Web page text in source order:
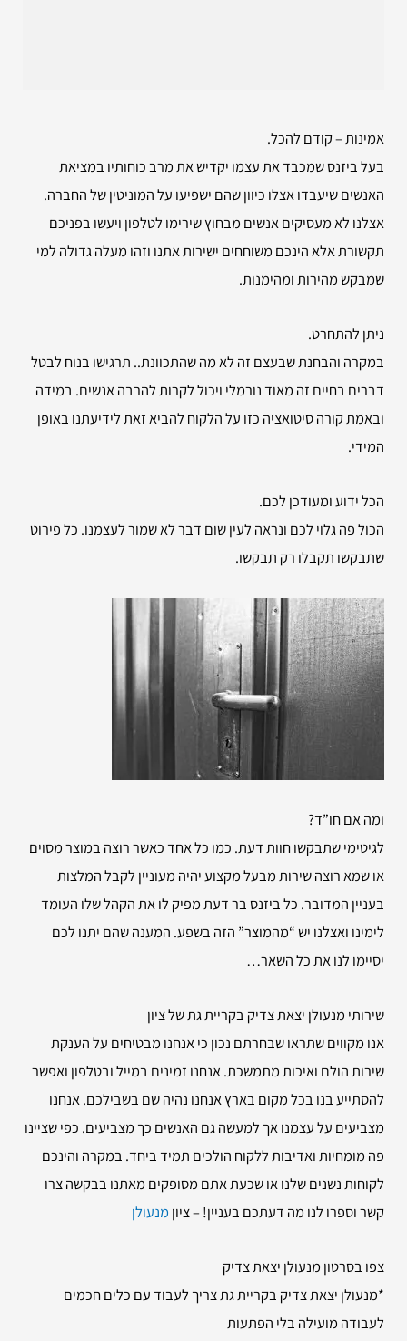
אמינות – קודם להכל.
בעל ביזנס שמכבד את עצמו יקדיש את מרב כוחותיו במציאת
האנשים שיעבדו אצלו כיוון שהם ישפיעו על המוניטין של החברה.
אצלנו לא מעסיקים אנשים מבחוץ שירימו לטלפון ויעשו בפניכם
תקשורת אלא הינכם משוחחים ישירות אתנו וזהו מעלה גדולה למי
שמבקש מהירות ומהימנות.
ניתן להתחרט.
במקרה והבחנת שבעצם זה לא מה שהתכוונת.. תרגישו בנוח לבטל
דברים בחיים זה מאוד נורמלי ויכול לקרות להרבה אנשים. במידה
ובאמת קורה סיטואציה כזו על הלקוח להביא זאת לידיעתנו באופן
המידי.
הכל ידוע ומעודכן לכם.
הכול פה גלוי לכם ונראה לעין שום דבר לא שמור לעצמנו. כל פירוט
שתבקשו תקבלו רק תבקשו.
ומה אם חו”ד?
לגיטימי שתבקשו חוות דעת. כמו כל אחד כאשר רוצה במוצר מסוים
או שמא רוצה שירות מבעל מקצוע יהיה מעוניין לקבל המלצות
בעניין המדובר. כל ביזנס בר דעת מפיק לו את הקהל שלו העומד
לימינו ואצלנו יש “מהמוצר” הזה בשפע. המענה שהם יתנו לכם
יסיימו לנו את כל השאר…
שירותי מנעולן יצאת צדיק בקריית גת של ציון
אנו מקווים שתראו שבחרתם נכון כי אנחנו מבטיחים על הענקת
שירות הולם ואיכות מתמשכת. אנחנו זמינים במייל ובטלפון ואפשר
להסתייע בנו בכל מקום בארץ אנחנו נהיה שם בשבילכם. אנחנו
מצביעים על עצמנו אך למעשה גם האנשים כך מצביעים. כפי שציינו
פה מומחיות ואדיבות ללקוח הולכים תמיד ביחד. במקרה והינכם
לקוחות נשנים שלנו או שכעת אתם מסופקים מאתנו בבקשה צרו
קשר וספרו לנו מה דעתכם בעניין! – ציון מנעולן
צפו בסרטון מנעולן יצאת צדיק
*מנעולן יצאת צדיק בקריית גת צריך לעבוד עם כלים חכמים
לעבודה מועילה בלי הפתעות